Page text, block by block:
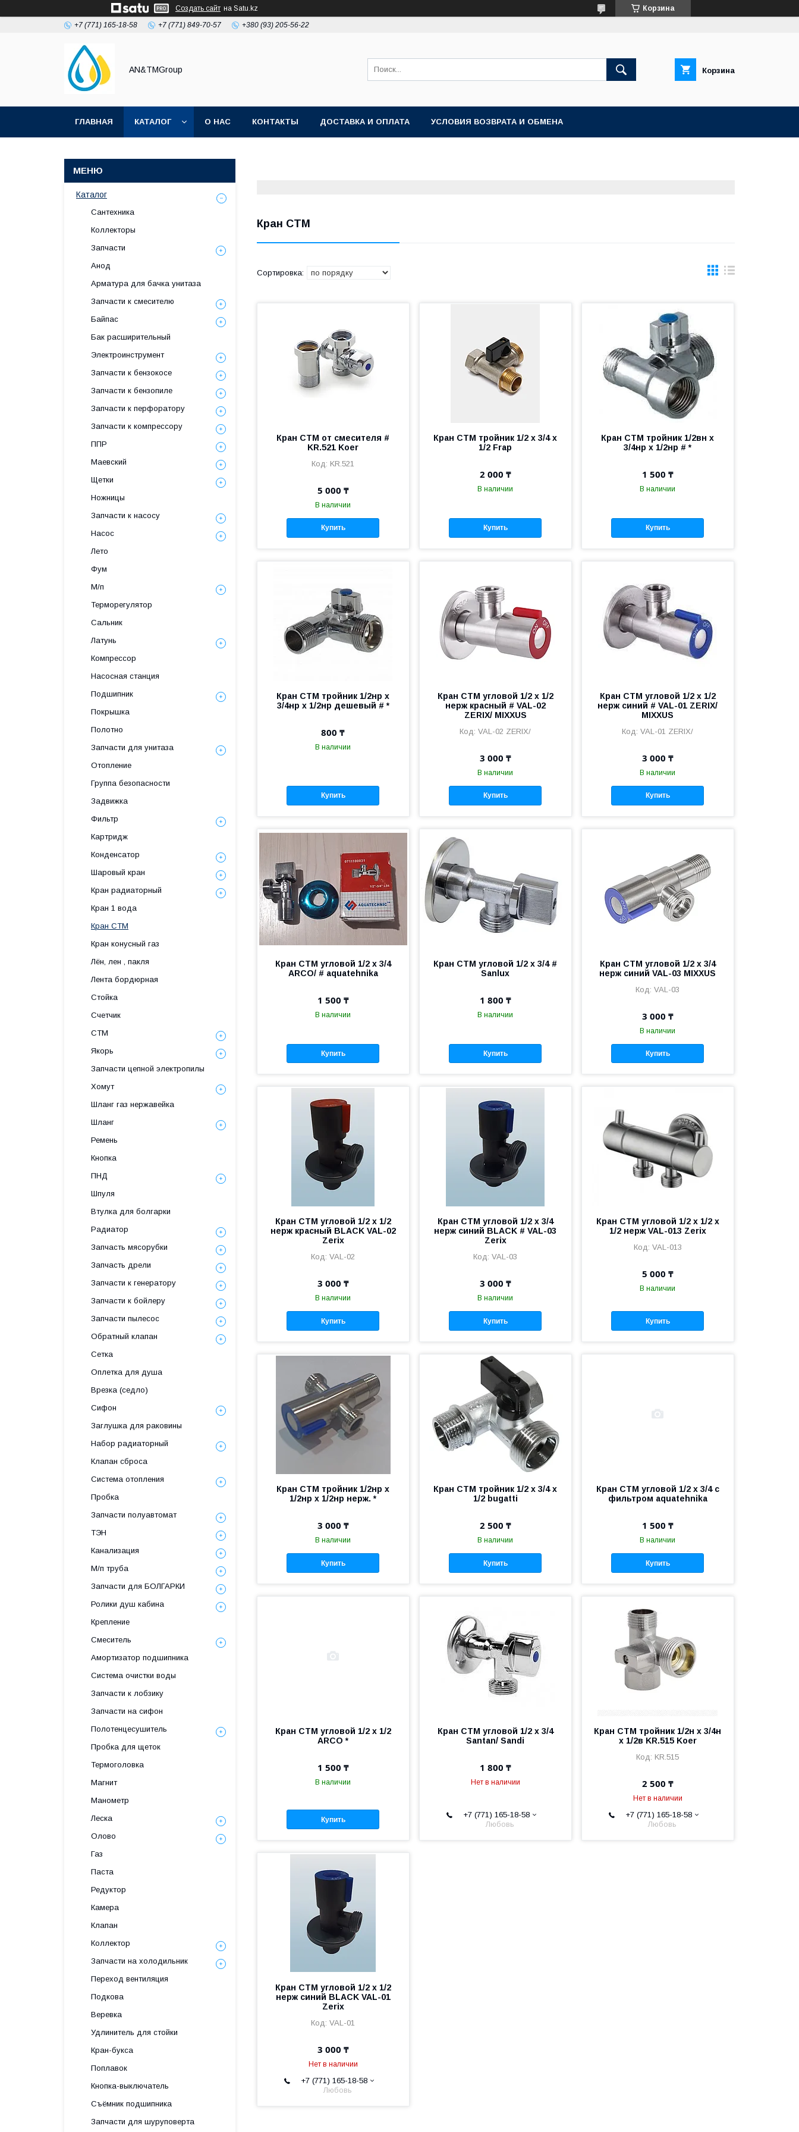
Создать сайт на Satu.kz Корзина
+7 (771) 165-18-58 +7 (771) 849-70-57 +380 (93) 205-56-22
AN&TMGroup Корзина
ГЛАВНАЯ КАТАЛОГ О НАС КОНТАКТЫ ДОСТАВКА И ОПЛАТА УСЛОВИЯ ВОЗВРАТА И ОБМЕНА
Кран СТМ
Кран СТМ от смесителя #
KR.521 Koer
KR.521
5 000 ₸
В наличии
Купить
Кран СТМ тройник 1/2 х 3/4 х
1/2 Frap
2 000 ₸
В наличии
Купить
Кран СТМ тройник 1/2вн х
3/4нр х 1/2нр # *
1 500 ₸
В наличии
Купить
Кран СТМ тройник 1/2нр х
3/4нр х 1/2нр дешевый # *
800 ₸
В наличии
Купить
Кран СТМ угловой 1/2 х 1/2
нерж красный # VAL-02
ZERIX/ MIXXUS
VAL-02 ZERIX/
3 000 ₸
В наличии
Купить
Кран СТМ угловой 1/2 х 1/2
нерж синий # VAL-01 ZERIX/
MIXXUS
VAL-01 ZERIX/
3 000 ₸
В наличии
Купить
Кран СТМ угловой 1/2 х 3/4
ARCO/ # aquatehnika
1 500 ₸
В наличии
Купить
Кран СТМ угловой 1/2 х 3/4 #
Sanlux
1 800 ₸
В наличии
Купить
Кран СТМ угловой 1/2 х 3/4
нерж синий VAL-03 MIXXUS
VAL-03
3 000 ₸
В наличии
Купить
Кран СТМ угловой 1/2 х 1/2
нерж красный BLACK VAL-02
Zerix
VAL-02
3 000 ₸
В наличии
Купить
Кран СТМ угловой 1/2 х 3/4
нерж синий BLACK # VAL-03
Zerix
VAL-03
3 000 ₸
В наличии
Купить
Кран СТМ угловой 1/2 х 1/2 x
1/2 нерж VAL-013 Zerix
VAL-013
5 000 ₸
В наличии
Купить
Кран СТМ тройник 1/2нр х
1/2нр х 1/2нр нерж. *
3 000 ₸
В наличии
Купить
Кран СТМ тройник 1/2 х 3/4 х
1/2 bugatti
2 500 ₸
В наличии
Купить
Кран СТМ угловой 1/2 х 3/4 с
фильтром aquatehnika
1 500 ₸
В наличии
Купить
Кран СТМ угловой 1/2 х 1/2
ARCO *
1 500 ₸
В наличии
Купить
Кран СТМ угловой 1/2 х 3/4
Santan/ Sandi
1 800 ₸
Нет в наличии
+7 (771) 165-18-58
Любовь
Кран СТМ тройник 1/2н х 3/4н
х 1/2в KR.515 Koer
KR.515
2 500 ₸
Нет в наличии
+7 (771) 165-18-58
Любовь
Кран СТМ угловой 1/2 х 1/2
нерж синий BLACK VAL-01
Zerix
VAL-01
3 000 ₸
Нет в наличии
+7 (771) 165-18-58
Любовь
Каталог
Сантехника
Коллекторы
Запчасти
Анод
Арматура для бачка унитаза
Запчасти к смесителю
Байпас
Бак расширительный
Электроинструмент
Запчасти к бензокосе
Запчасти к бензопиле
Запчасти к перфоратору
Запчасти к компрессору
ППР
Маевский
Щетки
Ножницы
Запчасти к насосу
Насос
Лето
Фум
М/п
Терморегулятор
Сальник
Латунь
Компрессор
Насосная станция
Подшипник
Покрышка
Полотно
Запчасти для унитаза
Отопление
Группа безопасности
Задвижка
Фильтр
Картридж
Конденсатор
Шаровый кран
Кран радиаторный
Кран 1 вода
Кран СТМ
Кран конусный газ
Лён, лен , пакля
Лента бордюрная
Стойка
Счетчик
СТМ
Якорь
Запчасти цепной электропилы
Хомут
Шланг газ нержавейка
Шланг
Ремень
Кнопка
ПНД
Шпуля
Втулка для болгарки
Радиатор
Запчасть мясорубки
Запчасть дрели
Запчасти к генератору
Запчасти к бойлеру
Запчасти пылесос
Обратный клапан
Сетка
Оплетка для душа
Врезка (седло)
Сифон
Заглушка для раковины
Набор радиаторный
Клапан сброса
Система отопления
Пробка
Запчасти полуавтомат
ТЭН
Канализация
М/п труба
Запчасти для БОЛГАРКИ
Ролики душ кабина
Крепление
Смеситель
Амортизатор подшипника
Система очистки воды
Запчасти к лобзику
Запчасти на сифон
Полотенцесушитель
Пробка для щеток
Термоголовка
Магнит
Манометр
Леска
Олово
Газ
Паста
Редуктор
Камера
Клапан
Коллектор
Запчасти на холодильник
Переход вентиляция
Подкова
Веревка
Удлинитель для стойки
Кран-букса
Поплавок
Кнопка-выключатель
Съёмник подшипника
Запчасти для шуруповерта